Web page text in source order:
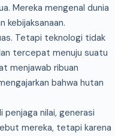
Mereka mengenal dunia
kebijaksanaan.
Tetapi teknologi tidak
tercepat menuju suatu
menjawab ribuan
bahwa hutan
nilai, generasi
mereka, tetapi karena